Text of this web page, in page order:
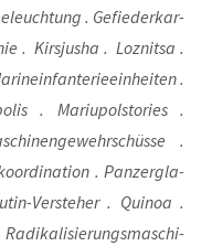
. Gefie­der­kar­
. Kirs­ju­sha . Loz­nit­sa .
.
. Mariu­pols­to­ries .
.
. Pan­zer­gla­
Ver­ste­her . Qui­noa .